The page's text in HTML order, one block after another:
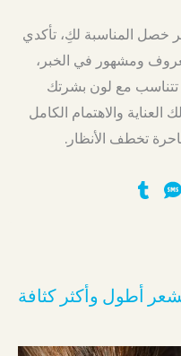
خصل المناسبة لكِ، تأكدي
ومشهور في الخبر،
مع لون بشرتك
والاهتمام الكامل
تخطف الأنظار.
أطول وأكثر كثافة